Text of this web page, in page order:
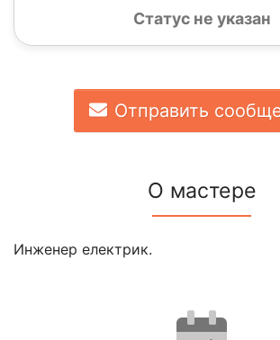
Статус не указан
Отправить
О мастере
Инженер електрик.